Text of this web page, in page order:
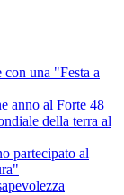
con una "Festa a
anno al Forte 48
della terra al
partecipato al